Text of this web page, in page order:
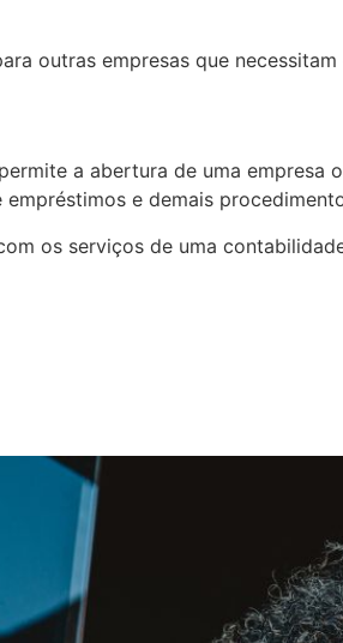
outras empresas que
a abertura de uma empresa
e demais
os serviços de uma